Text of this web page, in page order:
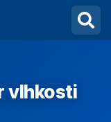
vlhkosti